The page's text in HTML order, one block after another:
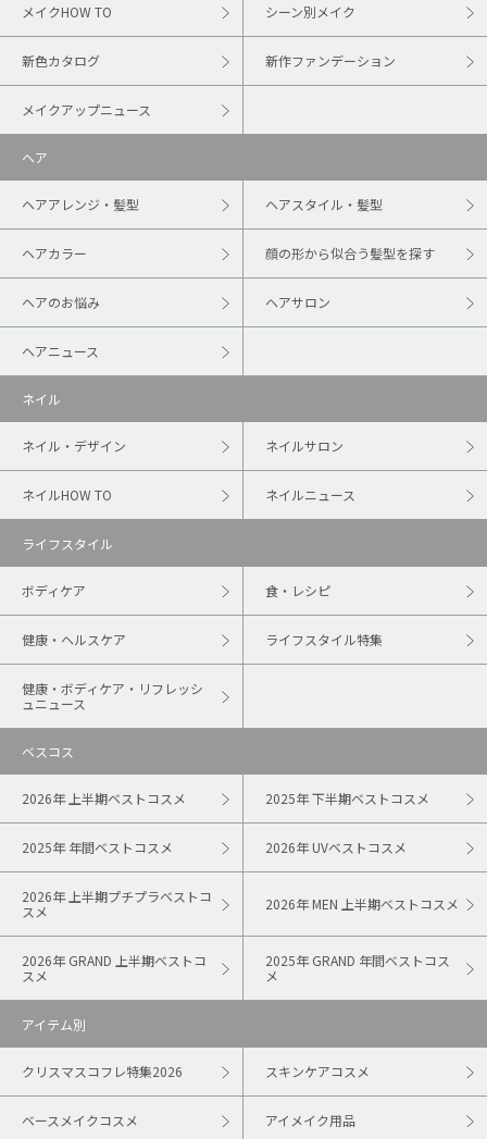
メイクHOW TO シーン別メイク
新色カタログ 新作ファンデーション
メイクアップニュース
ヘア
ヘアアレンジ・髪型 ヘアスタイル・髪型
ヘアカラー 顔の形から似合う髪型を探す
ヘアのお悩み ヘアサロン
ヘアニュース
ネイル
ネイル・デザイン ネイルサロン
ネイルHOW TO ネイルニュース
ライフスタイル
ボディケア 食・レシピ
健康・ヘルスケア ライフスタイル特集
健康・ボディケア・リフレッシ
ュニュース
ベスコス
2026年 上半期ベストコスメ 2025年 下半期ベストコスメ
2025年 年間ベストコスメ 2026年 UVベストコスメ
2026年 上半期プチプラベストコ
スメ
2026年 MEN 上半期ベストコスメ
2026年 GRAND 上半期ベストコ
スメ
2025年 GRAND 年間ベストコス
メ
アイテム別
クリスマスコフレ特集2026 スキンケアコスメ
ベースメイクコスメ アイメイク用品